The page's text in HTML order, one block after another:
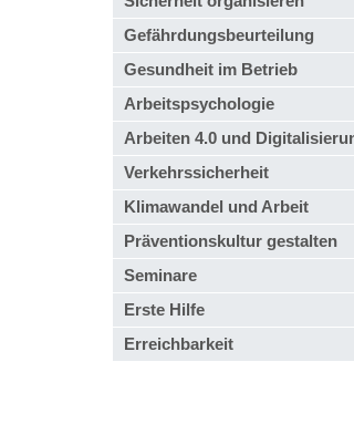
Gefährdungsbeurteilung
Gesundheit im Betrieb
Arbeitspsychologie
Arbeiten 4.0 und
Verkehrssicherheit
Klimawandel und Arbeit
Präventionskultur gestalten
Seminare
Erste Hilfe
Erreichbarkeit